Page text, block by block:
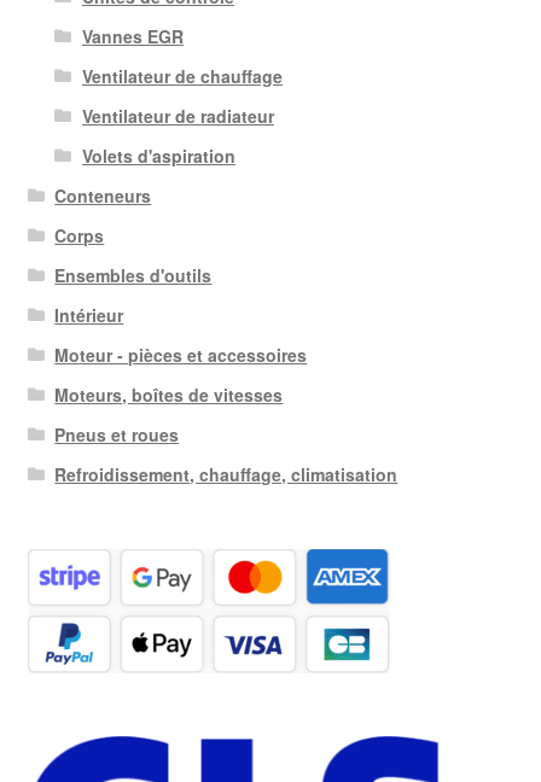
Vannes EGR
Ventilateur de chauffage
Ventilateur de radiateur
Volets d'aspiration
Conteneurs
Corps
Ensembles d'outils
Intérieur
Moteur - pièces et accessoires
Moteurs, boîtes de vitesses
Pneus et roues
Refroidissement, chauffage, climatisation